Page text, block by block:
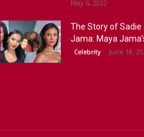
May 6, 2022
The Story of Sadie
Jama: Maya
Celebrity June 18,